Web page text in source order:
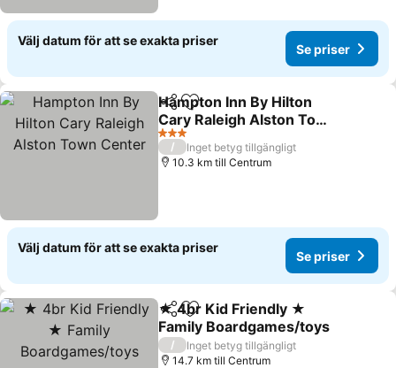
Välj datum för att se exakta priser
Se priser
Dela Lägg till i Mina Favoriter
Hampton Inn By Hilton
Cary Raleigh Alston Town
Center
Se priser
3 Stjärnor
/
Inget betyg tillgängligt
10.3 km till Centrum
Välj datum för att se exakta priser
Se priser
Dela Lägg till i Mina Favoriter
★ 4br Kid Friendly ★
Family Boardgames/toys
Se priser
/
Inget betyg tillgängligt
14.7 km till Centrum